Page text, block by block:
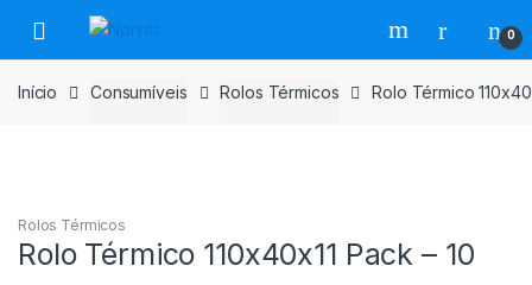
para
navegação
para
o
conteúdo
0
Início Consumíveis Rolos Térmicos Rolo Térmico
Rolos Térmicos
Rolo Térmico 110x40x11 Pack – 10